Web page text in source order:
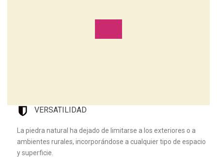
VERSATILIDAD
La piedra natural ha dejado de limitarse a los exteriores o a
ambientes rurales, incorporándose a cualquier tipo de espacio
y superficie.